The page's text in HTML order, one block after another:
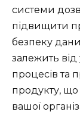
системи
підвищити
безпеку
залежить від
процесів та
продукту,
вашої